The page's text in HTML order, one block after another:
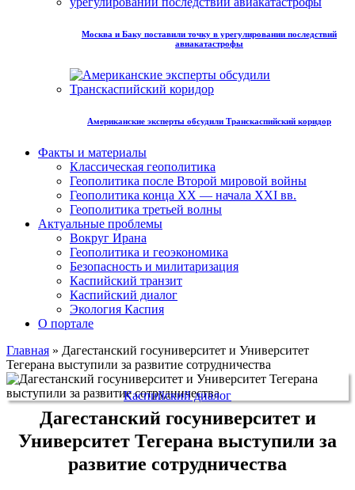
Москва и Баку поставили точку в урегулировании последствий
авиакатастрофы
Американские эксперты обсудили Транскаспийский коридор
Факты и материалы
Классическая геополитика
Геополитика после Второй мировой войны
Геополитика конца XX — начала XXI вв.
Геополитика третьей волны
Актуальные проблемы
Вокруг Ирана
Геополитика и геоэкономика
Безопасность и милитаризация
Каспийский транзит
Каспийский диалог
Экология Каспия
О портале
Главная » Дагестанский госуниверситет и Университет
Тегерана выступили за развитие сотрудничества
Каспийский диалог
Дагестанский госуниверситет и
Университет Тегерана выступили за
развитие сотрудничества